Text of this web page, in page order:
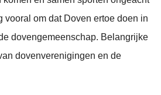
vooral om dat Doven ertoe doen in
dovengemeenschap. Belangrijke
dovenverenigingen en de